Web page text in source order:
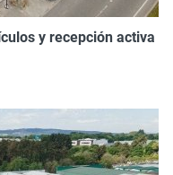
y recepción activa